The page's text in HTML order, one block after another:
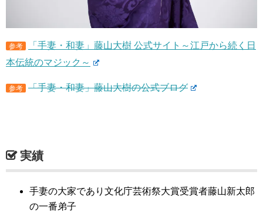
参考
「手妻・和妻」藤山大樹 公式サイト～江戸から続く日
本伝統のマジック～
参考 「手妻・和妻」藤山大樹の公式ブログ
実績
手妻の大家であり文化庁芸術祭大賞受賞者藤山新太郎
の一番弟子